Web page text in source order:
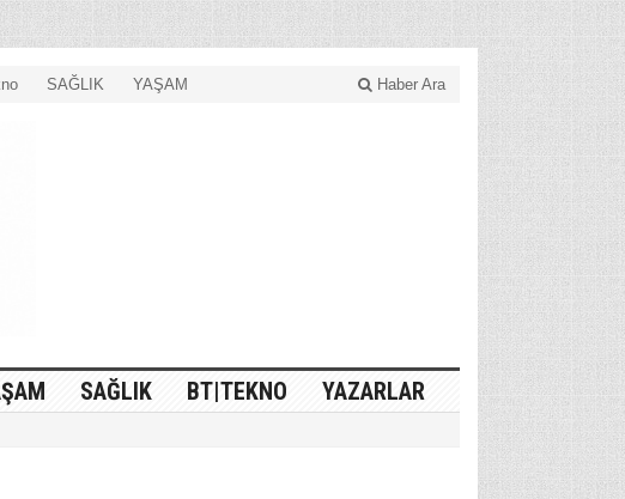
SAĞLIK YAŞAM Haber Ara
SAĞLIK BT|TEKNO YAZARLAR